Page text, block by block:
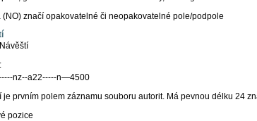
(NO) značí opakovatelné či neopakovatelné pole/podpole
nz--a22-----n—4500
je prvním polem záznamu souboru autorit. Má pevnou délku 24
pozice